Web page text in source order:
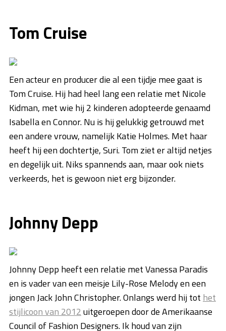
Tom Cruise
Een acteur en producer die al een tijdje mee gaat is
Tom Cruise. Hij had heel lang een relatie met Nicole
Kidman, met wie hij 2 kinderen adopteerde genaamd
Isabella en Connor. Nu is hij gelukkig getrouwd met
een andere vrouw, namelijk Katie Holmes. Met haar
heeft hij een dochtertje, Suri. Tom ziet er altijd netjes
en degelijk uit. Niks spannends aan, maar ook niets
verkeerds, het is gewoon niet erg bijzonder.
Johnny Depp
Johnny Depp heeft een relatie met Vanessa Paradis
en is vader van een meisje Lily-Rose Melody en een
jongen Jack John Christopher. Onlangs werd hij tot het
stijlicoon van 2012uitgeroepen door de Amerikaanse
Council of Fashion Designers. Ik houd van zijn